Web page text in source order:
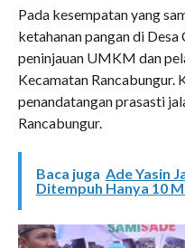
Pada kesempatan yang
ketahanan pangan di Desa
peninjauan UMKM dan
Kecamatan Rancabungur.
penandatangan prasasti
Rancabungur.
Baca juga Ade Yasin
Ditempuh Hanya 10